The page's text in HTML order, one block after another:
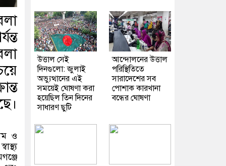
ও
উত্তাল সেই
দিনগুলো: জুলাই
অভ্যুত্থানের এই
সময়েই ঘোষণা করা
হয়েছিল তিন দিনের
সাধারণ ছুটি
আন্দোলনের উত্তাল
পরিস্থিতিতে
সারাদেশের সব
পোশাক কারখানা
বন্ধের ঘোষণা